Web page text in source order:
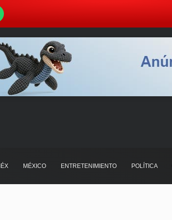
MÉXICO ENTRETENIMIENTO POLÍTICA